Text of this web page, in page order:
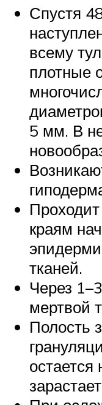
Спустя
всему
плотные
5 мм. В
краям
тканей.
Через
мертвой
Полость
остается